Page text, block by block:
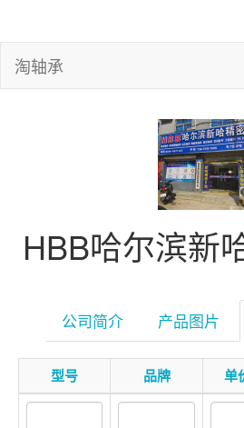
淘轴承
HBB哈尔滨新
公司简介 产品图片
型号 品牌 单